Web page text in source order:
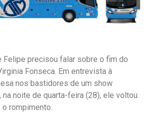
Felipe precisou falar sobre o fim do
Fonseca. Em entrevista à
nos bastidores de um show
noite de quarta-feira (28), ele voltou
rompimento.